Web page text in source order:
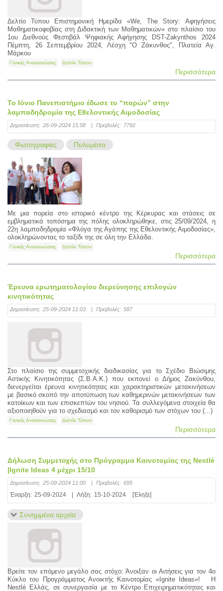
Δελτίο Τύπου Επιστημονική Ημερίδα «We, The Story: Αφηγήσεις
Μαθηματικοφοβίας στη Διδακτική των Μαθηματικών» στο πλαίσιο του
1ου Διεθνούς Φεστιβάλ Ψηφιακής Αφήγησης DST-Zakynthos 2024
Πέμπτη, 26 Σεπτεμβρίου 2024, Λέσχη "Ο Ζάκυνθος", Πλατεία Αγ.
Μάρκου
Γενικές Ανακοινώσεις Δελτία Τύπου
Περισσότερα
Το Ιόνιο Πανεπιστήμιο έδωσε το “παρών” στην
λαμπαδηδρομία της Εθελοντικής Αιμοδοσίας
Δημοσίευση: 26-09-2024 15:58 Προβολές: 7792
Φωτογραφίες Πολυμέσα
Με μια πορεία στο ιστορικό κέντρο της Κέρκυρας και στάσεις σε
εμβληματικά τοπόσημα της πόλης ολοκληρώθηκε, στις 25/09/2024, η
22η λαμπαδηδρομία «Φλόγα της Αγάπης της Εθελοντικής Αιμοδοσίας»,
ολοκληρώνοντας το ταξίδι της σε όλη την Ελλάδα.
Γενικές Ανακοινώσεις Δελτία Τύπου
Περισσότερα
Έρευνα ερωτηματολογίου διερεύνησης επιλογών
κινητικότητας
Δημοσίευση: 25-09-2024 11:03 | Προβολές: 587
Στο πλαίσιο της συμμετοχικής διαδικασίας για το Σχέδιο Βιώσιμης
Αστικής Κινητικότητας (Σ.Β.Α.Κ.) που εκπονεί ο Δήμος Ζακύνθου,
διενεργείται έρευνα κινητικότητας και χαρακτηριστικών μετακινήσεων
με βασικό σκοπό την αποτύπωση των καθημερινών μετακινήσεων των
κατοίκων και των επισκεπτών του νησιού. Τα συλλεγόμενα στοιχεία θα
αξιοποιηθούν για το σχεδιασμό και τον καθορισμό των στόχων του (...)
Γενικές Ανακοινώσεις Δελτία Τύπου
Περισσότερα
Δήλωση Συμμετοχής στο Πρόγραμμα Καινοτομίας της Nestlé
|Ignite Ideas 4 μέχρι 15/10
Δημοσίευση: 25-09-2024 11:00 | Προβολές: 695
Έναρξη: 25-09-2024 | Λήξη: 15-10-2024 [Έληξε]
Συνημμένα αρχεία
Βρείτε τον επόμενο μεγάλο σας στόχο: Άνοιξαν οι Αιτήσεις για τον 4ο
Κύκλο του Προγράμματος Ανοικτής Καινοτομίας «Ignite Ideas»! Η
Nestlé Ελλάς, σε συνεργασία με το Κέντρο Επιχειρηματικότητας και